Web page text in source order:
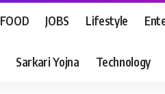
FOOD JOBS Lifestyle
Sarkari Yojna Technology